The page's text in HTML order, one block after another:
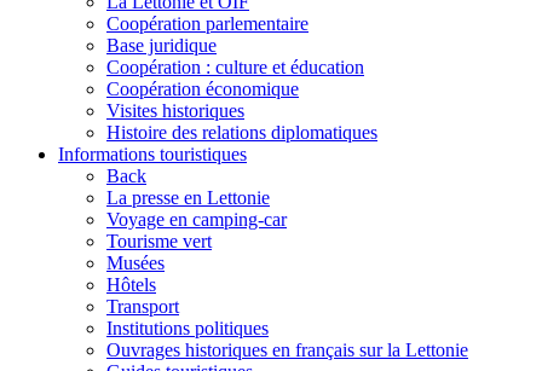
Coopération parlementaire
Base juridique
Coopération : culture et éducation
Coopération économique
Visites historiques
Histoire des relations diplomatiques
Informations touristiques
Back
La presse en Lettonie
Voyage en camping-car
Tourisme vert
Musées
Hôtels
Transport
Institutions politiques
Ouvrages historiques en français sur la Lettonie